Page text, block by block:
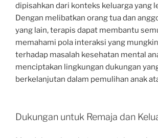
dipisahkan dari konteks keluarga yang
Dengan melibatkan orang tua dan
yang lain, terapis dapat membantu
memahami pola interaksi yang
terhadap masalah kesehatan mental
menciptakan lingkungan dukungan
berkelanjutan dalam pemulihan anak
Dukungan untuk Remaja dan